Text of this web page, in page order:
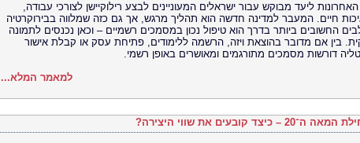
ליעד מבוקש עבור ישראלים המעוניינים לבצע רילוקיישן לצורכי עבודה,
חיים. המעבר למדינה חדשה הוא תהליך מרגש, אך גם כזה שמלווה בבירוקרטיה
החשובים ביותר בדרך הוא טיפול נכון במסמכים רשמיים – וכאן נכנסים לתמונה
בין אם מדובר בהוצאת ויזה, הרשמה ללימודים, פתיחת עסק או קבלת אישור
דורשות מסמכים מתורגמים ומאושרים באופן רשמי.
למאמר המלא...
קובעים את שווי היצירה?